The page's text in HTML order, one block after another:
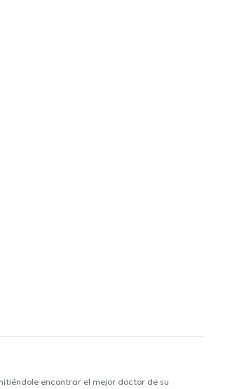
encontrar el mejor doctor de su